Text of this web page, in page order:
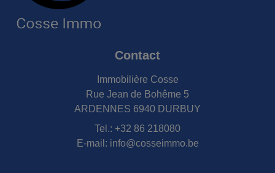
Contact
Immobilière Cosse
Rue Jean de Bohême 5
ARDENNES 6940 DURBUY
Tel.: +32 86 218080
E-mail: info@cosseimmo.be